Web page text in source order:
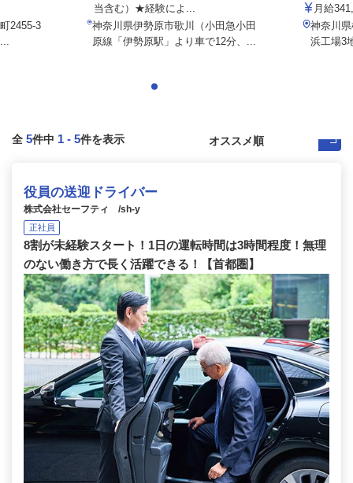
2455-3
当含む）★経験によ...
神奈川県伊勢原市歌川（小田急小田
原線「伊勢原駅」より車で12分、...
月給
神奈川
浜工場3
全 5件中 1 - 5件を表示
役員の送迎ドライバー
株式会社セーフティ /sh-y
正社員
8割が未経験スタート！1日の運転時間は3時間程度！無理
のない働き方で長く活躍できる！【首都圏】